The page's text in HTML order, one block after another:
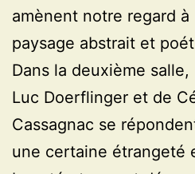
amènent notre regard
paysage abstrait et
Dans la deuxième
Luc Doerflinger et de
Cassagnac se
une certaine étrangeté